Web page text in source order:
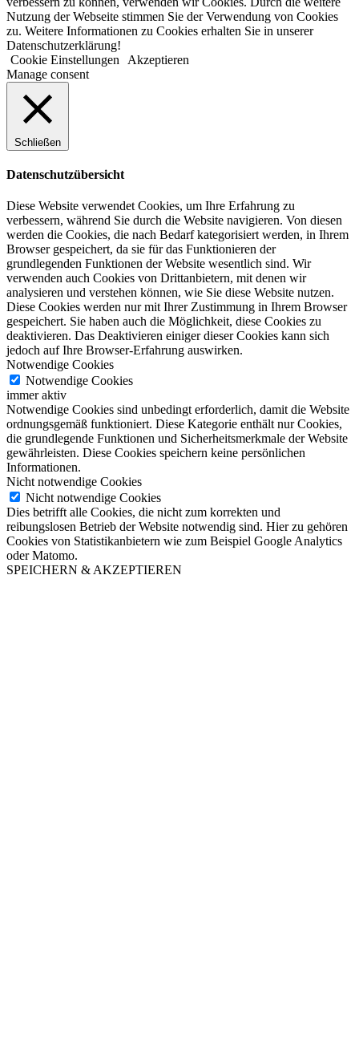
Nutzung der Webseite stimmen Sie der Verwendung von Cookies
zu. Weitere Informationen zu Cookies erhalten Sie in unserer
Datenschutzerklärung!
Cookie Einstellungen
Akzeptieren
Manage consent
Schließen
Datenschutzübersicht
Diese Website verwendet Cookies, um Ihre Erfahrung zu
verbessern, während Sie durch die Website navigieren. Von diesen
werden die Cookies, die nach Bedarf kategorisiert werden, in Ihrem
Browser gespeichert, da sie für das Funktionieren der
grundlegenden Funktionen der Website wesentlich sind. Wir
verwenden auch Cookies von Drittanbietern, mit denen wir
analysieren und verstehen können, wie Sie diese Website nutzen.
Diese Cookies werden nur mit Ihrer Zustimmung in Ihrem Browser
gespeichert. Sie haben auch die Möglichkeit, diese Cookies zu
deaktivieren. Das Deaktivieren einiger dieser Cookies kann sich
jedoch auf Ihre Browser-Erfahrung auswirken.
Notwendige Cookies
Notwendige Cookies
immer aktiv
Notwendige Cookies sind unbedingt erforderlich, damit die Website
ordnungsgemäß funktioniert. Diese Kategorie enthält nur Cookies,
die grundlegende Funktionen und Sicherheitsmerkmale der Website
gewährleisten. Diese Cookies speichern keine persönlichen
Informationen.
Nicht notwendige Cookies
Nicht notwendige Cookies
Dies betrifft alle Cookies, die nicht zum korrekten und
reibungslosen Betrieb der Website notwendig sind. Hier zu gehören
Cookies von Statistikanbietern wie zum Beispiel Google Analytics
oder Matomo.
SPEICHERN & AKZEPTIEREN